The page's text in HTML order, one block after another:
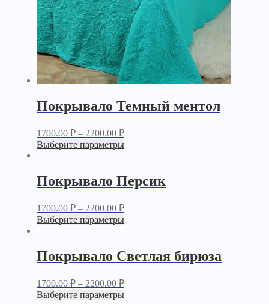
Покрывало Темный ментол
1700.00 ₽– 2200.00 ₽
Выберите параметры
Покрывало Персик
1700.00 ₽– 2200.00 ₽
Выберите параметры
Покрывало Светлая бирюза
1700.00 ₽– 2200.00 ₽
Выберите параметры